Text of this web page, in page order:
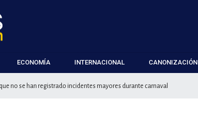
ECONOMÍA INTERNACIONAL CANONIZACIÓN
no se han registrado incidentes mayores durante carnaval